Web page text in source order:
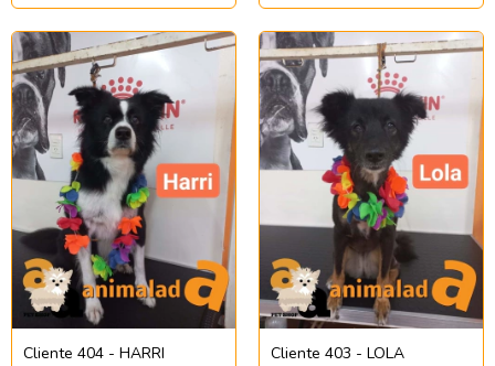
Cliente 404 - HARRI Cliente 403 - LOLA